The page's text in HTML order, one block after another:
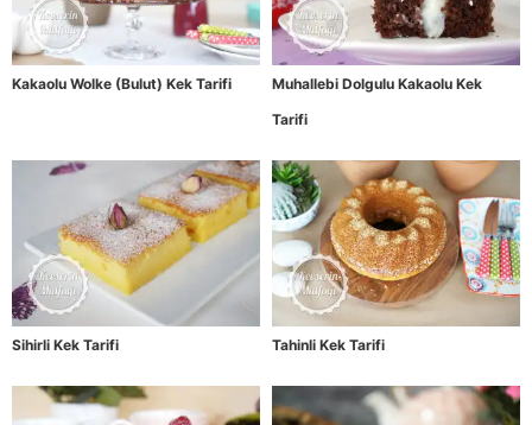
Kakaolu Wolke (Bulut) Kek Tarifi
Muhallebi Dolgulu Kakaolu Kek
Tarifi
Sihirli Kek Tarifi Tahinli Kek Tarifi